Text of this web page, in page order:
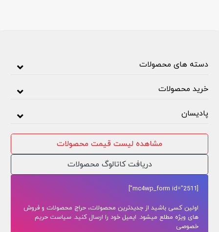
دسته های محصولات
خرید محصولات
پادیسان
مشاهده لیست قیمت محصولات
دریافت کاتالوگ محصولات
[mc4wp_form id="2511"]
اولین کسی باشید از جدیدترین محصولات، حراج محصولات و فروش
های ویژه مطلع میشود. ایمیل خود را ارسال کنید. سیاست حریم
خصوصی